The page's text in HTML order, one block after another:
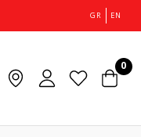
GR EN
0